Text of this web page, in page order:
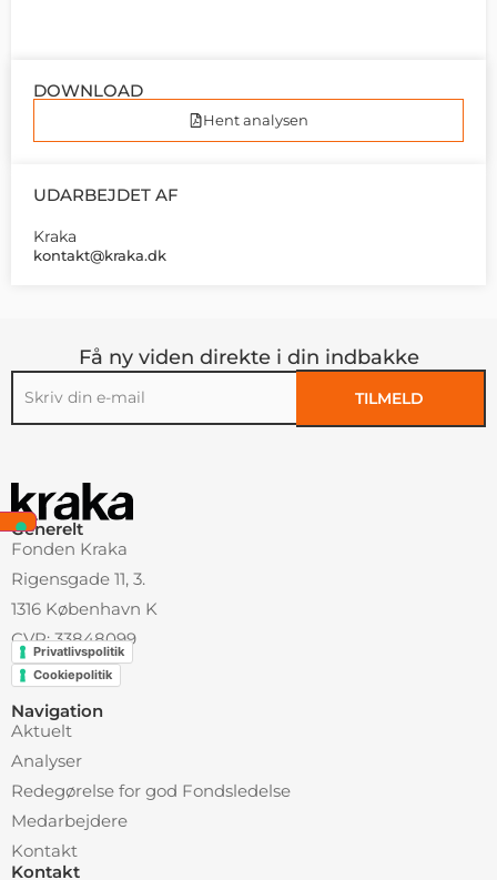
DOWNLOAD
Hent analysen
UDARBEJDET AF
Kraka
kontakt@kraka.dk
Få ny viden direkte i din indbakke
TILMELD
Generelt
Fonden Kraka
Rigensgade 11, 3.
1316 København K
CVR: 33848099
Privatlivspolitik
Cookiepolitik
Navigation
Aktuelt
Analyser
Redegørelse for god Fondsledelse
Medarbejdere
Kontakt
Kontakt